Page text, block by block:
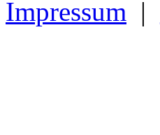
Impressum |